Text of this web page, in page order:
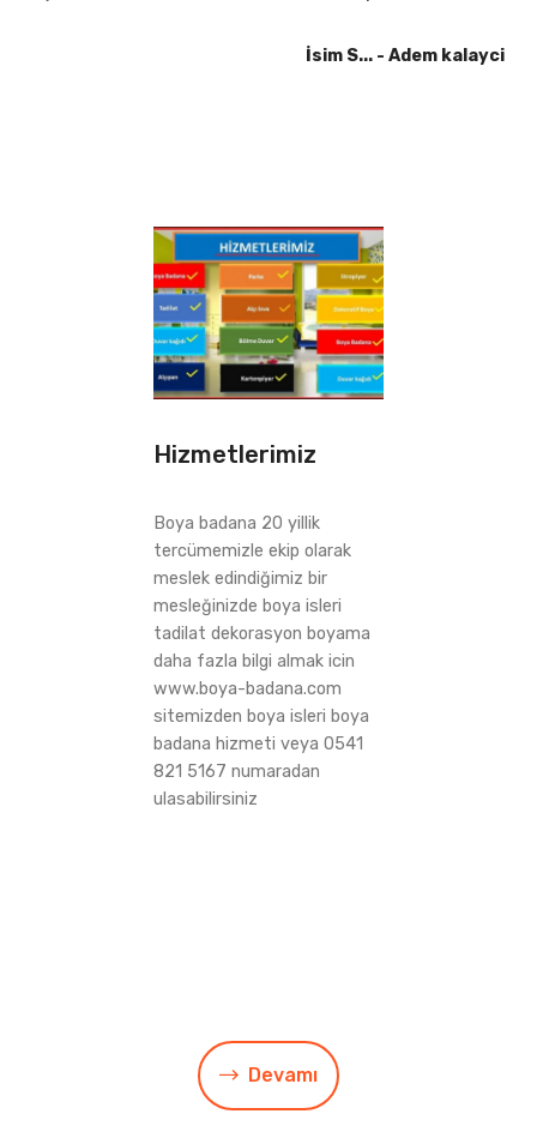
İsim S... - Adem kalayci
Hizmetlerimiz
Boya badana 20 yillik
tercümemizle ekip olarak
meslek edindiğimiz bir
mesleğinizde boya isleri
tadilat dekorasyon boyama
daha fazla bilgi almak icin
www.boya-badana.com
sitemizden boya isleri boya
badana hizmeti veya 0541
821 5167 numaradan
ulasabilirsiniz
Devamı